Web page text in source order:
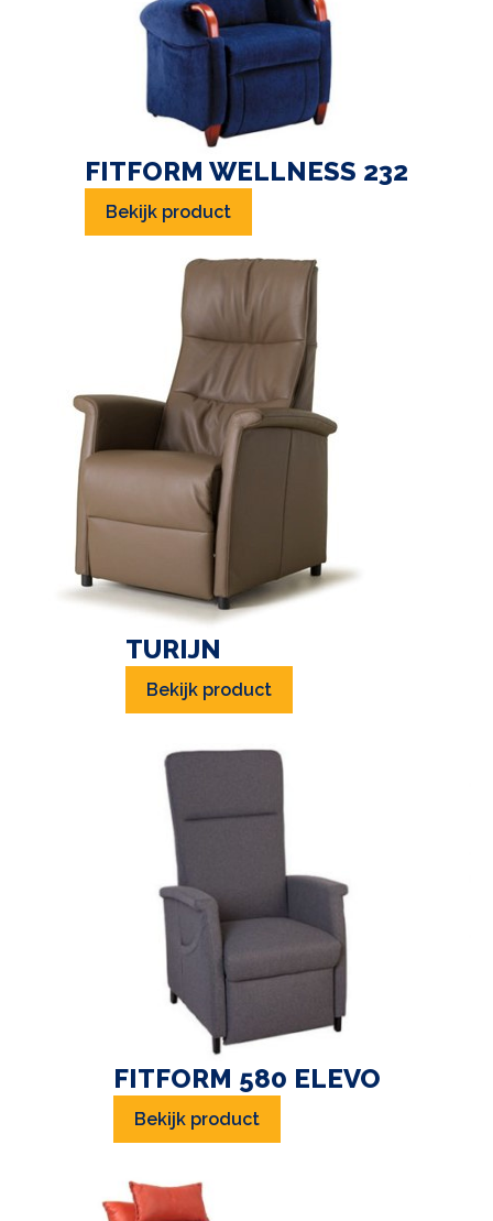
FITFORM WELLNESS 232
Bekijk product
TURIJN
Bekijk product
FITFORM 580 ELEVO
Bekijk product